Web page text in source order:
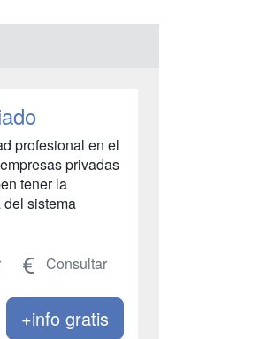
profesional en el
privadas
tener la
sistema
Consultar
+info gratis